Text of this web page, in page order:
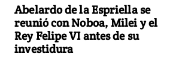
Abelardo de la Espriella se
reunió con Noboa, Milei y el
Rey Felipe VI antes de su
investidura